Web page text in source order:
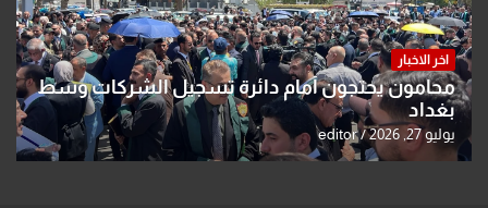
اخر الاخبار
محامون يحتجون أمام دائرة تسجيل الشركات وسط
بغداد
يوليو 27, 2026 editor